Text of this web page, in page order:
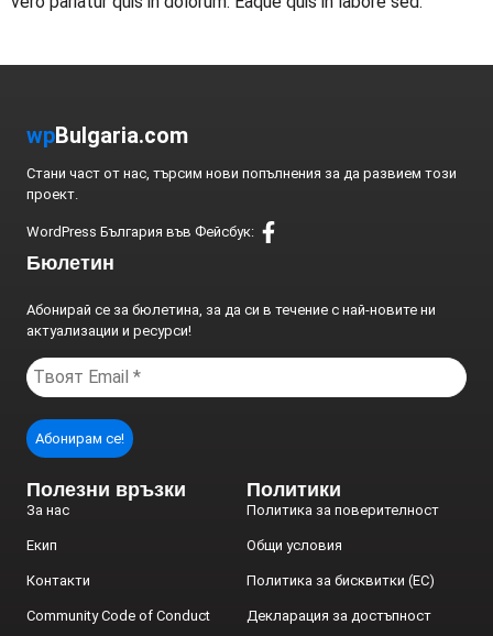
wpBulgaria.com
Стани част от нас, търсим нови попълнения за да развием този
проект.
WordPress България във Фейсбук:
Полезни връзки
За нас
Екип
Контакти
Community Code of Conduct
Политики
Политика за поверителност
Общи условия
Политика за бисквитки (ЕС)
Декларация за достъпност
Бюлетин
Абонирай се за бюлетина, за да си в течение с най-новите ни
актуализации и ресурси!